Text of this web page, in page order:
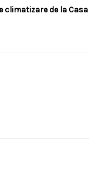
climatizare de la Casa